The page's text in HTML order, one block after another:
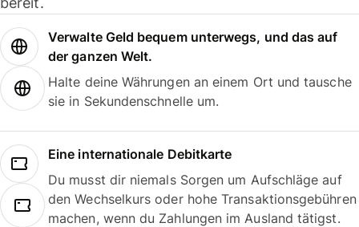
Verwalte Geld bequem unterwegs, und das auf
der ganzen Welt.
Halte deine Währungen an einem Ort und tausche
sie in Sekundenschnelle um.
Eine internationale Debitkarte
Du musst dir niemals Sorgen um Aufschläge auf
den Wechselkurs oder hohe Transaktionsgebühren
machen, wenn du Zahlungen im Ausland tätigst.